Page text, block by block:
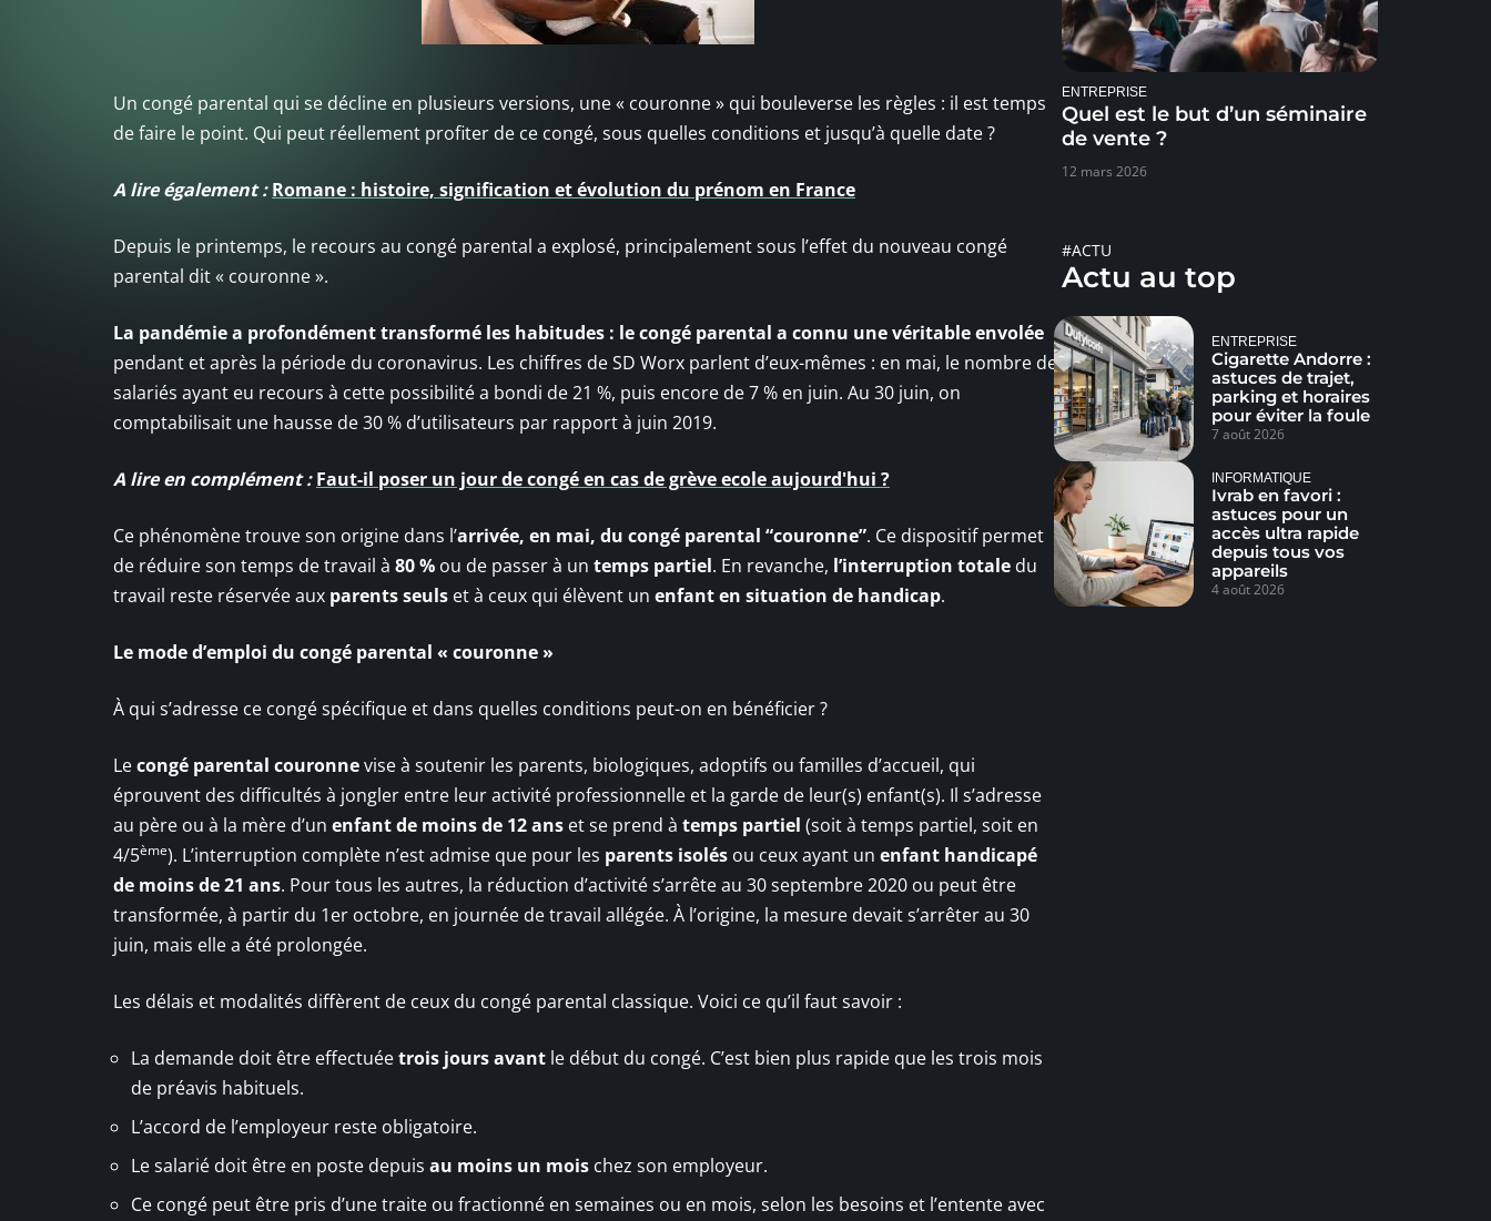
Un congé parental qui se décline en plusieurs versions, une « couronne » qui bouleverse les règles : il est temps
de faire le point. Qui peut réellement profiter de ce congé, sous quelles conditions et jusqu’à quelle date ?
A lire également : Romane : histoire, signification et évolution du prénom en France
Depuis le printemps, le recours au congé parental a explosé, principalement sous l’effet du nouveau congé
parental dit « couronne ».
La pandémie a profondément transformé les habitudes : le congé parental a connu une véritable envolée
pendant et après la période du coronavirus. Les chiffres de SD Worx parlent d’eux-mêmes : en mai, le nombre de
salariés ayant eu recours à cette possibilité a bondi de 21 %, puis encore de 7 % en juin. Au 30 juin, on
comptabilisait une hausse de 30 % d’utilisateurs par rapport à juin 2019.
A lire en complément : Faut-il poser un jour de congé en cas de grève ecole aujourd'hui ?
Ce phénomène trouve son origine dans l’arrivée, en mai, du congé parental “couronne”. Ce dispositif permet
de réduire son temps de travail à 80 % ou de passer à un temps partiel. En revanche, l’interruption totale du
travail reste réservée aux parents seuls et à ceux qui élèvent un enfant en situation de handicap.
Le mode d’emploi du congé parental « couronne »
À qui s’adresse ce congé spécifique et dans quelles conditions peut-on en bénéficier ?
Lecongé parental couronnevise à soutenir les parents, biologiques, adoptifs ou familles d’accueil, qui
éprouvent des difficultés à jongler entre leur activité professionnelle et la garde de leur(s) enfant(s). Il s’adresse
au père ou à la mère d’un enfant de moins de 12 ans et se prend à temps partiel (soit à temps partiel, soit en
4/5ème). L’interruption complète n’est admise que pour les parents isolés ou ceux ayant un enfant handicapé
de moins de 21 ans. Pour tous les autres, la réduction d’activité s’arrête au 30 septembre 2020 ou peut être
transformée, à partir du 1er octobre, en journée de travail allégée. À l’origine, la mesure devait s’arrêter au 30
juin, mais elle a été prolongée.
Les délais et modalités diffèrent de ceux du congé parental classique. Voici ce qu’il faut savoir :
La demande doit être effectuéetrois jours avant le début du congé. C’est bien plus rapide que les trois mois
de préavis habituels.
L’accord de l’employeur reste obligatoire.
Le salarié doit être en poste depuis au moins un mois chez son employeur.
Ce congé peut être pris d’une traite ou fractionné en semaines ou en mois, selon les besoins et l’entente avec
ENTREPRISE
Quel est le but d’un séminaire
de vente ?
12 mars 2026
#ACTU
Actu au top
ENTREPRISE
Cigarette Andorre :
astuces de trajet,
parking et horaires
pour éviter la foule
7 août 2026
INFORMATIQUE
Ivrab en favori :
astuces pour un
accès ultra rapide
depuis tous vos
appareils
4 août 2026